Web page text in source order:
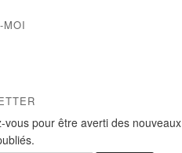
vous pour être averti des nouveaux